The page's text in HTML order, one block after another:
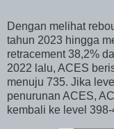
Dengan melihat
tahun 2023 hingga
retracement 38,2%
2022 lalu, ACES
menuju 735. Jika
penurunan ACES,
kembali ke level 398-